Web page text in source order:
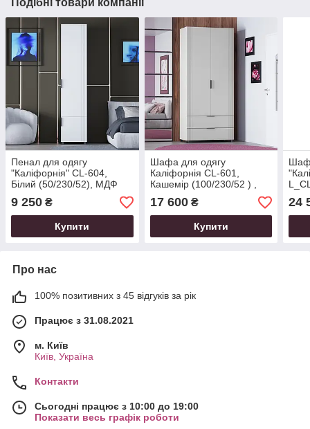
Пенал для одягу
"Каліфорнія" CL-604,
Білий (50/230/52), МДФ
9 250 ₴
Купити
Шафа для одягу
Каліфорнія CL-601,
Кашемір (100/230/52 ) ,
МДФ
17 600₴
Купити
24
Про нас
100% позитивних з 45 відгуків за рік
Працює з 31.08.2021
м. Київ
Київ, Україна
Контакти
Сьогодні працює з 10:00 до 19:00
Показати весь графік роботи